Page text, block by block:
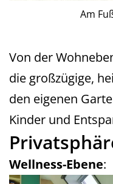
Am
Von der
die großzügige,
den eigenen
Kinder und
Wellness-Ebene: